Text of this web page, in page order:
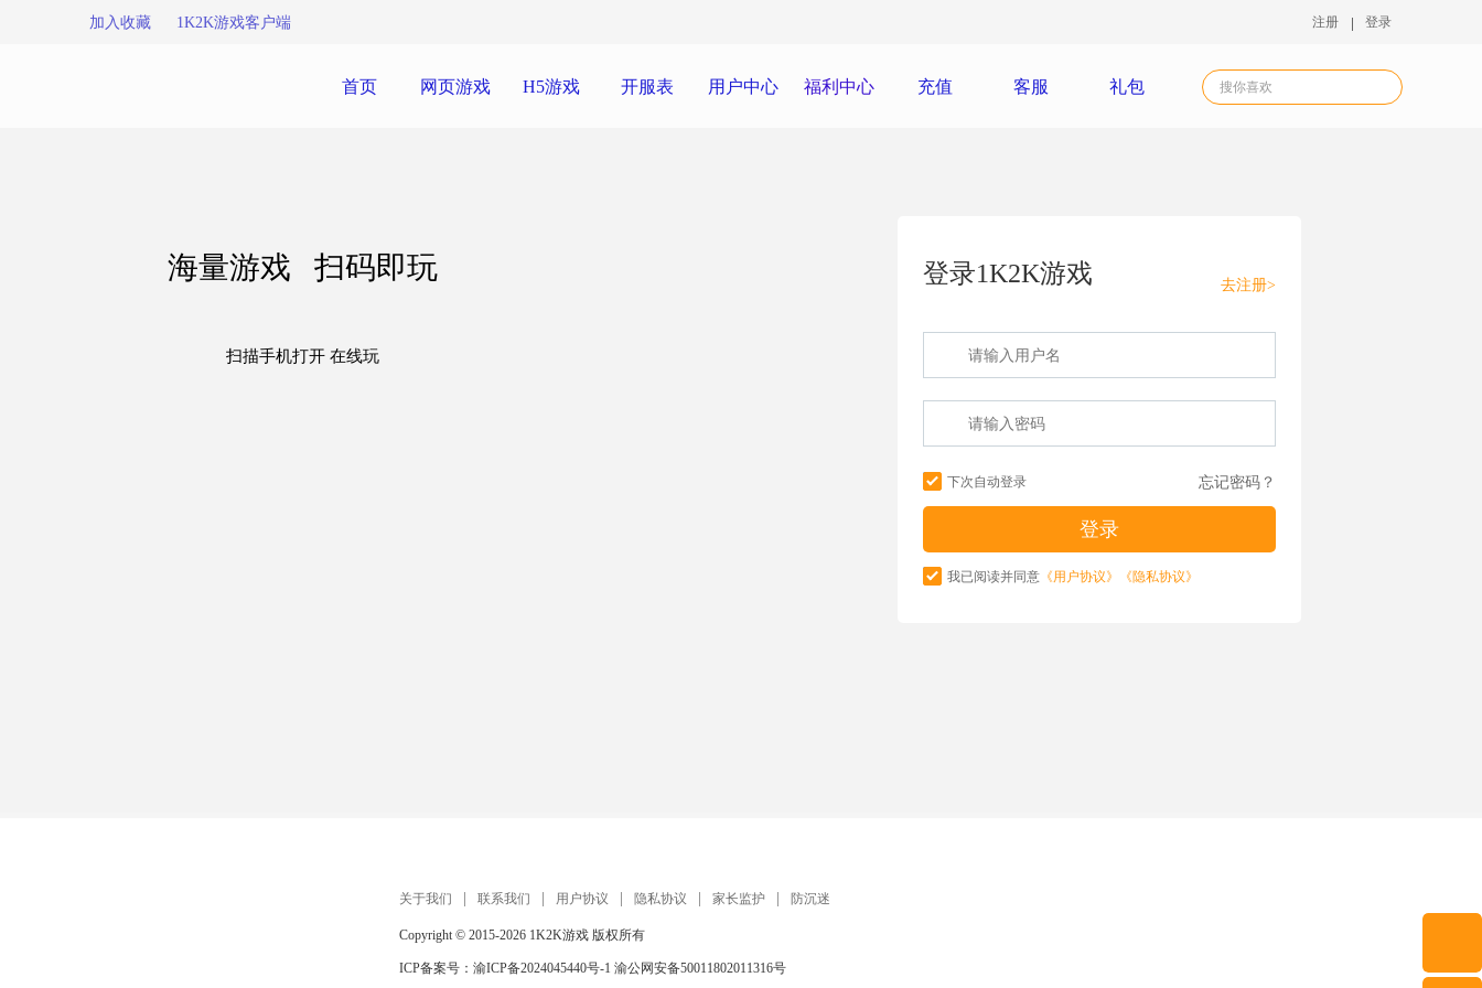
加入收藏 1K2K游戏客户端 注册 登录
首页 网页游戏 H5游戏 开服表 用户中心 福利中心 充值 客服 礼包
海量游戏 扫码即玩
扫描手机打开 在线玩
登录1K2K游戏 去注册>
下次自动登录 忘记密码？
我已阅读并同意 《用户协议》 《隐私协议》
关于我们 联系我们 用户协议 隐私协议 家长监护 防沉迷
Copyright © 2015-2026 1K2K游戏 版权所有
ICP备案号： 渝ICP备2024045440号-1 渝公网安备50011802011316号